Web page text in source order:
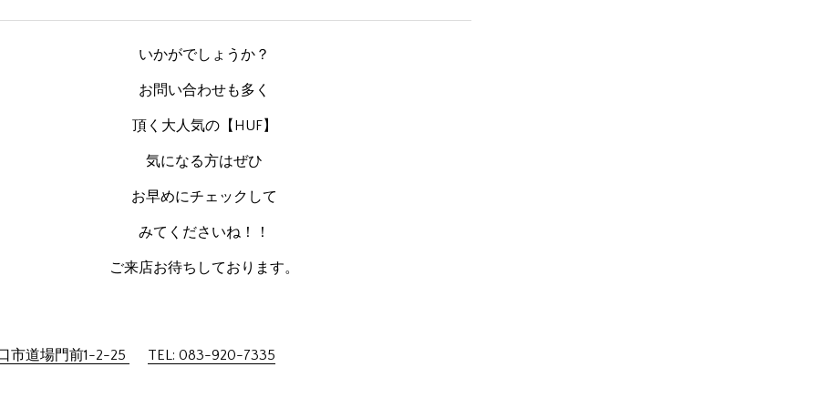
いかがでしょうか？
お問い合わせも多く
頂く大人気の【HUF】
気になる方はぜひ
お早めにチェックして
みてくださいね！！
ご来店お待ちしております。
市道場門前1-2-25 TEL: 083-920-7335